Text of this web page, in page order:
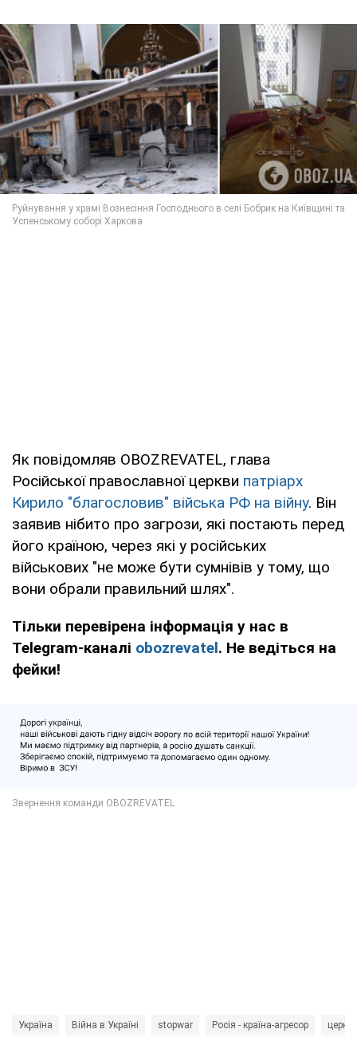
Як повідомляв OBOZREVATEL, глава
Російської православної церкви патріарх
Кирило "благословив" війська РФ на війну. Він
заявив нібито про загрози, які постають перед
його країною, через які у російських
військових "не може бути сумнівів у тому, що
вони обрали правильний шлях".
Тільки перевірена інформація у нас в
Telegram-каналі obozrevatel. Не ведіться на
фейки!
Україна Війна в Україні stopwar Росія - країна-агресор